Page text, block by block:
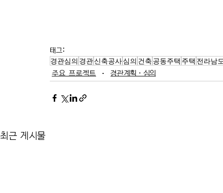
태그:
경관심의 경관신축공사심의 건축 공동주택 주택 전라남도
주요 프로젝트 경관계획·심의
최근 게시물